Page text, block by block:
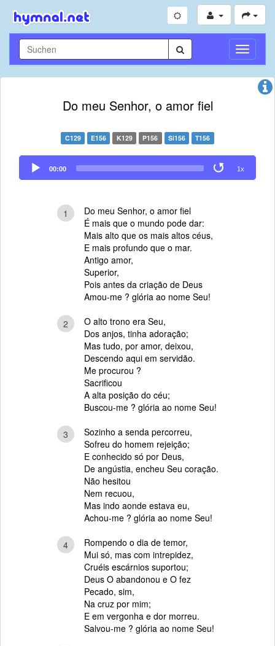
Do meu Senhor, o amor fiel
C129 E156 K129 P156 Si156 T156
Audio
Player
00:00 1x
1
Do meu Senhor, o amor fiel
É mais que o mundo pode dar:
Mais alto que os mais altos céus,
E mais profundo que o mar.
Antigo amor,
Superior,
Pois antes da criação de Deus
Amou-me ? glória ao nome Seu!
2
O alto trono era Seu,
Dos anjos, tinha adoração;
Mas tudo, por amor, deixou,
Descendo aqui em servidão.
Me procurou ?
Sacrificou
A alta posição do céu;
Buscou-me ? glória ao nome Seu!
3
Sozinho a senda percorreu,
Sofreu do homem rejeição;
E conhecido só por Deus,
De angústia, encheu Seu coração.
Não hesitou
Nem recuou,
Mas indo aonde estava eu,
Achou-me ? glória ao nome Seu!
4
Rompendo o dia de temor,
Mui só, mas com intrepidez,
Cruéis escárnios suportou;
Deus O abandonou e O fez
Pecado, sim,
Na cruz por mim;
E em vergonha e dor morreu.
Salvou-me ? glória ao nome Seu!